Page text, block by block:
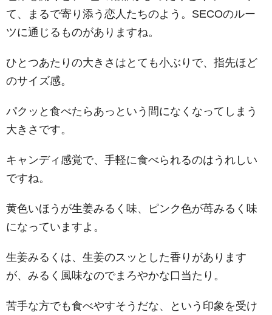
て、まるで寄り添う恋人たちのよう。SECOのルー
ツに通じるものがありますね。
ひとつあたりの大きさはとても小ぶりで、指先ほど
のサイズ感。
パクッと食べたらあっという間になくなってしまう
大きさです。
キャンディ感覚で、手軽に食べられるのはうれしい
ですね。
黄色いほうが生姜みるく味、ピンク色が苺みるく味
になっていますよ。
生姜みるくは、生姜のスッとした香りがあります
が、みるく風味なのでまろやかな口当たり。
苦手な方でも食べやすそうだな、という印象を受け